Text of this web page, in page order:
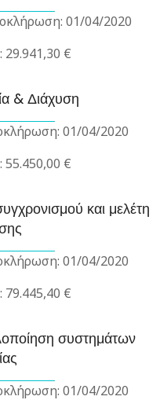
01/04/2020
€
& Διάχυση
01/04/2020
€
και μελέτη
01/04/2020
€
συστημάτων
01/04/2020